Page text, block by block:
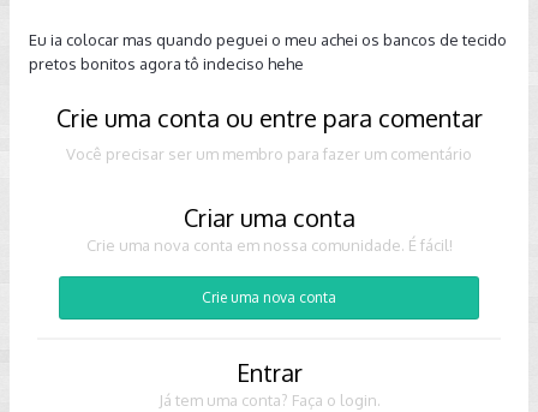
Eu ia colocar mas quando peguei o meu achei os bancos de tecido
pretos bonitos agora tô indeciso hehe
Crie uma conta ou entre para comentar
Você precisar ser um membro para fazer um comentário
Criar uma conta
Crie uma nova conta em nossa comunidade. É fácil!
Crie uma nova conta
Entrar
Já tem uma conta? Faça o login.